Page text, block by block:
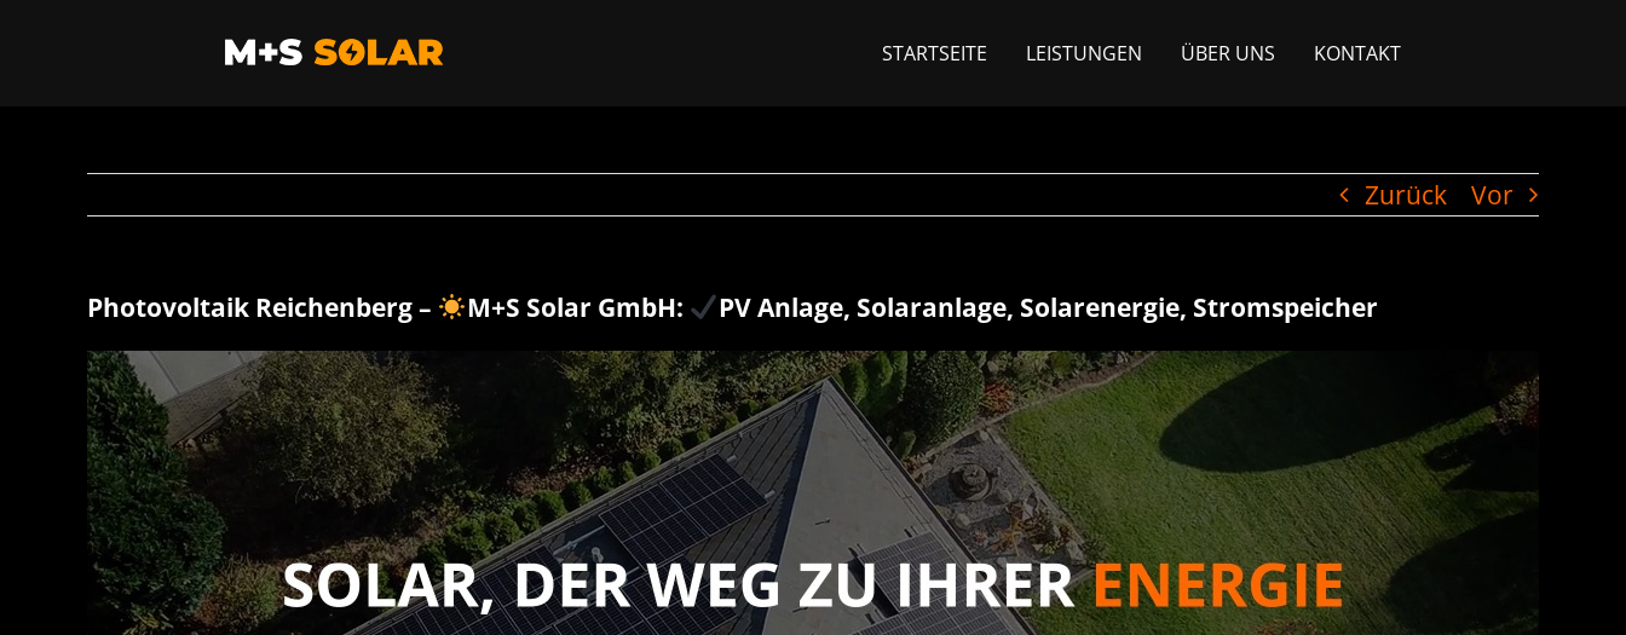
STARTSEITE LEISTUNGEN ÜBER UNS KONTAKT
Zurück Vor
Photovoltaik Reichenberg – M+S Solar GmbH: PV Anlage, Solaranlage, Solarenergie, Stromspeicher